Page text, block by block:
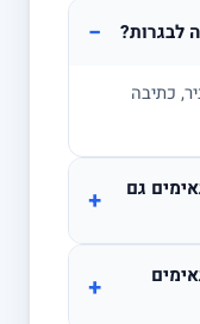
לבגרות? −
כתיבה
גם
+
+